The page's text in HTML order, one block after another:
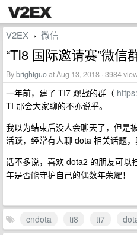
V2EX › 微信
“TI8 国际邀请赛”微信
Bybrightguoat Aug 13, 2018 · 3984
一年前，建了 TI7 观战的群（
TI 那会大家聊的不亦说乎。
我以为结束后没人会聊天了，但是
活跃，经常有人聊 dota 相关话题，
话不多说，喜欢 dota2 的朋友可以
年是否能守护自己的偶数年荣耀！
cndota ti8 ti7